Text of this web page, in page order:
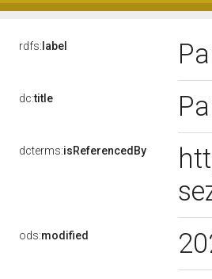
rdfs: label
dc:title
dcterms:isReferencedBy
ods:modified